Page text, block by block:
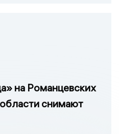
на Романцевских
снимают